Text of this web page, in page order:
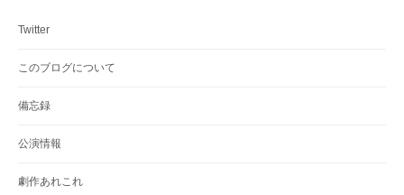
Twitter
このブログについて
備忘録
公演情報
劇作あれこれ